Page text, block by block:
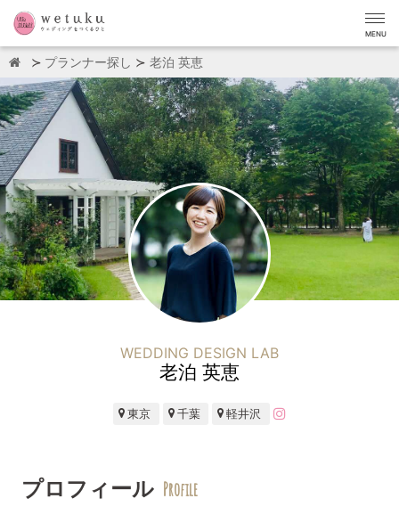
MENU
プランナー探し 老泊 英恵
WEDDING DESIGN LAB
老泊 英恵
東京 千葉 軽井沢
プロフィール Profile